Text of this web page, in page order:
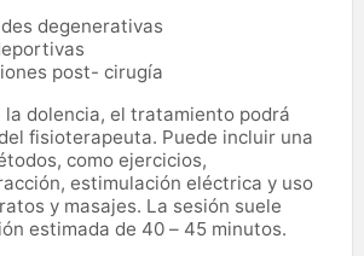
degenerativas
post- cirugía
la dolencia, el tratamiento podrá
fisioterapeuta. Puede incluir una
como ejercicios,
estimulación eléctrica y uso
y masajes. La sesión suele
estimada de 40 – 45 minutos.